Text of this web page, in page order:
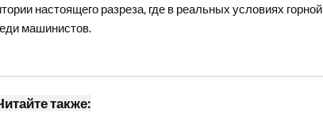
настоящего разреза, где в реальных условиях горной
машинистов.
также: